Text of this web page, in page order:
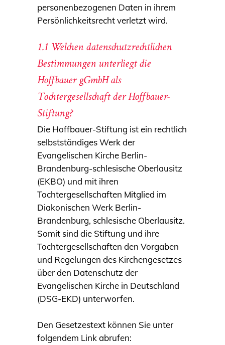
personenbezogenen Daten in ihrem
Persönlichkeitsrecht verletzt wird.
1.1 Welchen datenschutzrechtlichen
Bestimmungen unterliegt die
Hoffbauer gGmbH als
Tochtergesellschaft der Hoffbauer-
Stiftung?
Die Hoffbauer-Stiftung ist ein rechtlich
selbstständiges Werk der
Evangelischen Kirche Berlin-
Brandenburg-schlesische Oberlausitz
(EKBO) und mit ihren
Tochtergesellschaften Mitglied im
Diakonischen Werk Berlin-
Brandenburg, schlesische Oberlausitz.
Somit sind die Stiftung und ihre
Tochtergesellschaften den Vorgaben
und Regelungen des Kirchengesetzes
über den Datenschutz der
Evangelischen Kirche in Deutschland
(DSG-EKD) unterworfen.
Den Gesetzestext können Sie unter
folgendem Link abrufen: